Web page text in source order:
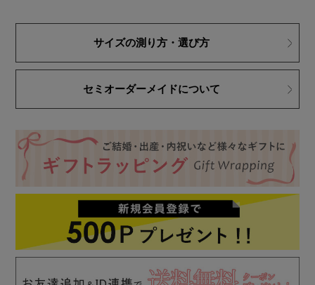
サイズの測り方・選び方
セミオーダーメイドについて